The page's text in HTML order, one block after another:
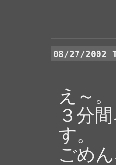
08/27/2002
え～。
３分
す。
ごめ